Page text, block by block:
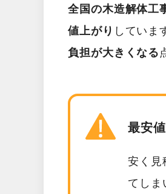
全国の木造解体工
値上がり していま
負担が大きくなる
最安
安く見
てしま